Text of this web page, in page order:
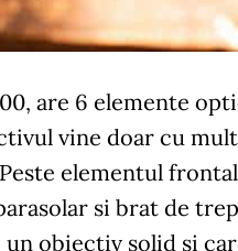
are 6 elemente
vine doar cu
elementul
si brat de
obiectiv solid si